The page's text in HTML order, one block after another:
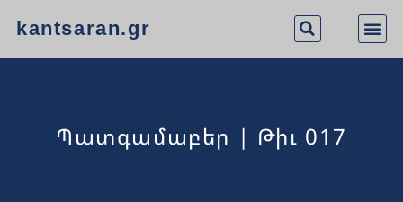
kantsaran.gr
Պատգամաբեր | Թիւ 017